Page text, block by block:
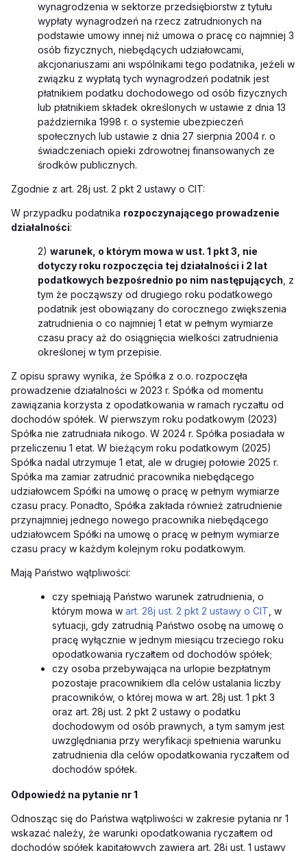
wynagrodzenia w sektorze przedsiębiorstw z tytułu
wypłaty wynagrodzeń na rzecz zatrudnionych na
podstawie umowy innej niż umowa o pracę co najmniej 3
osób fizycznych, niebędących udziałowcami,
akcjonariuszami ani wspólnikami tego podatnika, jeżeli w
związku z wypłatą tych wynagrodzeń podatnik jest
płatnikiem podatku dochodowego od osób fizycznych
lub płatnikiem składek określonych w ustawie z dnia 13
października 1998 r. o systemie ubezpieczeń
społecznych lub ustawie z dnia 27 sierpnia 2004 r. o
świadczeniach opieki zdrowotnej finansowanych ze
środków publicznych.
Zgodnie z art. 28j ust. 2 pkt 2 ustawy o CIT:
W przypadku podatnika rozpoczynającego prowadzenie
działalności:
2) warunek, o którym mowa w ust. 1 pkt 3, nie
dotyczy roku rozpoczęcia tej działalności i 2 lat
podatkowych bezpośrednio po nim następujących , z
tym że począwszy od drugiego roku podatkowego
podatnik jest obowiązany do corocznego zwiększenia
zatrudnienia o co najmniej 1 etat w pełnym wymiarze
czasu pracy aż do osiągnięcia wielkości zatrudnienia
określonej w tym przepisie.
Z opisu sprawy wynika, że Spółka z o.o. rozpoczęła
prowadzenie działalności w 2023 r. Spółka od momentu
zawiązania korzysta z opodatkowania w ramach ryczałtu od
dochodów spółek. W pierwszym roku podatkowym (2023)
Spółka nie zatrudniała nikogo. W 2024 r. Spółka posiadała w
przeliczeniu 1 etat. W bieżącym roku podatkowym (2025)
Spółka nadal utrzymuje 1 etat, ale w drugiej połowie 2025 r.
Spółka ma zamiar zatrudnić pracownika niebędącego
udziałowcem Spółki na umowę o pracę w pełnym wymiarze
czasu pracy. Ponadto, Spółka zakłada również zatrudnienie
przynajmniej jednego nowego pracownika niebędącego
udziałowcem Spółki na umowę o pracę w pełnym wymiarze
czasu pracy w każdym kolejnym roku podatkowym.
Mają Państwo wątpliwości:
czy spełniają Państwo warunek zatrudnienia, o
którym mowa w art. 28j ust. 2 pkt 2 ustawy o CIT , w
sytuacji, gdy zatrudnią Państwo osobę na umowę o
pracę wyłącznie w jednym miesiącu trzeciego roku
opodatkowania ryczałtem od dochodów spółek;
czy osoba przebywająca na urlopie bezpłatnym
pozostaje pracownikiem dla celów ustalania liczby
pracowników, o której mowa w art. 28j ust. 1 pkt 3
oraz art. 28j ust. 2 pkt 2 ustawy o podatku
dochodowym od osób prawnych, a tym samym jest
uwzględniania przy weryfikacji spełnienia warunku
zatrudnienia dla celów opodatkowania ryczałtem od
dochodów spółek.
Odpowiedź na pytanie nr 1
Odnosząc się do Państwa wątpliwości w zakresie pytania nr 1
wskazać należy, że warunki opodatkowania ryczałtem od
dochodów spółek kapitałowych zawiera art. 28j ust. 1 ustawy